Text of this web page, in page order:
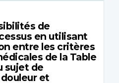
de
en utilisant
entre les critères
de la Table
sujet de
et